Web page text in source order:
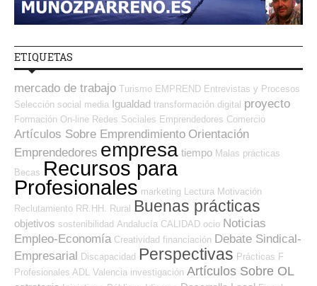
ETIQUETAS
mercado de trabajo Turismo EMPREND Entrevistas y Procesos
Selección social media Igualdad transformación digital proyecto
Formación On-line Redes Sociales Emprendedores Comercio
Artículos Sobre Emprendimiento Orientación
Emprendedores empresa tiempo Malas prácticas
Becas Recursos para
Profesionales marketing Lectura Motivación
Reclutamiento RR.HH.
Rural Buenas prácticas
objetivos sostenibilidad Andalucía CALIDAD ocio Noticias
Empleo-Economía Creatividad financiación Debate Sindical-
Empresarial Discapacidad Perspectivas Prácticas F
Profesionales ADL Valencia investigación Artículos Sobre OL